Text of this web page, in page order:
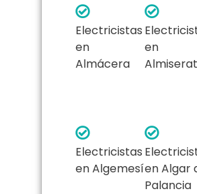
Electricistas
en
Almácera
en
Almiserat
Electricistas
en Algemesíen Algar
Palancia